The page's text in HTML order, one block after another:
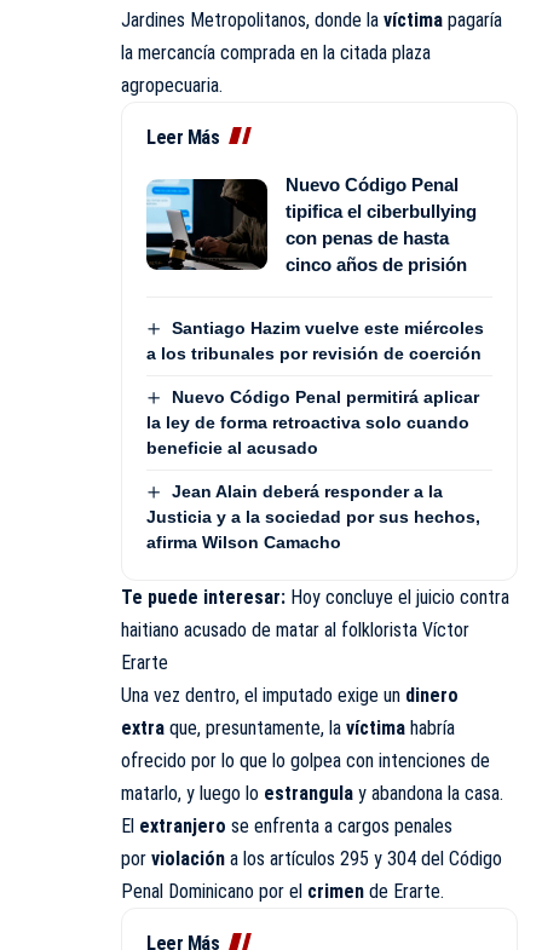
Jardines Metropolitanos, donde la víctima pagaría
la mercancía comprada en la citada plaza
agropecuaria.
Leer Más
Nuevo Código Penal
tipifica el ciberbullying
con penas de hasta
cinco años de prisión
Santiago Hazim vuelve este miércoles
a los tribunales por revisión de coerción
Nuevo Código Penal permitirá aplicar
la ley de forma retroactiva solo cuando
beneficie al acusado
Jean Alain deberá responder a la
Justicia y a la sociedad por sus hechos,
afirma Wilson Camacho
Te puede interesar: Hoy concluye el juicio contra
haitiano acusado de matar al folklorista Víctor
Erarte
Una vez dentro, el imputado exige un dinero
extra que, presuntamente, la víctima habría
ofrecido por lo que lo golpea con intenciones de
matarlo, y luego lo estrangula y abandona la casa.
El extranjero se enfrenta a cargos penales
por violación a los artículos 295 y 304 del Código
Penal Dominicano por el crimen de Erarte.
Leer Más